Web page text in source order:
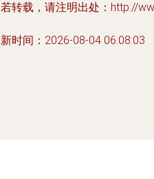
转载，请注明出处：http://
时间：2026-08-04 06:08:03